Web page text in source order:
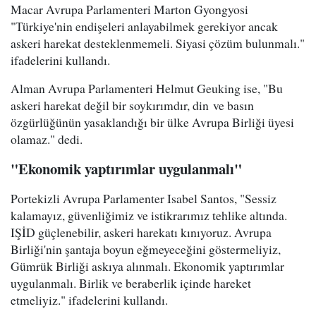
Macar Avrupa Parlamenteri Marton Gyongyosi
"Türkiye'nin endişeleri anlayabilmek gerekiyor ancak
askeri harekat desteklenmemeli. Siyasi çözüm bulunmalı."
ifadelerini kullandı.
Alman Avrupa Parlamenteri Helmut Geuking ise, "Bu
askeri harekat değil bir soykırımdır, din ve basın
özgürlüğünün yasaklandığı bir ülke Avrupa Birliği üyesi
olamaz." dedi.
"Ekonomik yaptırımlar uygulanmalı"
Portekizli Avrupa Parlamenter Isabel Santos, "Sessiz
kalamayız, güvenliğimiz ve istikrarımız tehlike altında.
IŞİD güçlenebilir, askeri harekatı kınıyoruz. Avrupa
Birliği'nin şantaja boyun eğmeyeceğini göstermeliyiz,
Gümrük Birliği askıya alınmalı. Ekonomik yaptırımlar
uygulanmalı. Birlik ve beraberlik içinde hareket
etmeliyiz." ifadelerini kullandı.